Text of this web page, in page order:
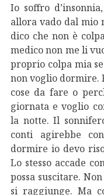
Io soffro
allora vado dal mio
dico che non è
medico non me li
proprio colpa mia
non voglio dormire.
cose da fare o
giornata e voglio
la notte. Il
conti agirebbe
dormire io devo
Lo stesso accade
possa suscitare.
si raggiunge. Ma